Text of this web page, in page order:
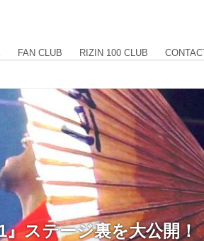
FAN CLUB RIZIN 100 CLUB CONTACT
ステージ裏を大公開！